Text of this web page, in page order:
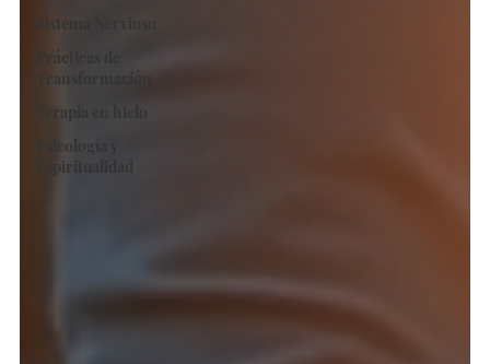
Sistema Nervioso
Prácticas de
Transformación
Terapia en hielo
Psicología y
Espiritualidad